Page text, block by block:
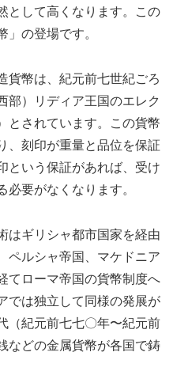
として高くなります。この
」の登場です。
貨幣は、紀元前七世紀ごろ
部）リディア王国のエレク
とされています。この貨幣
、刻印が重量と品位を保証
という保証があれば、受け
要がなくなります。
はギリシャ都市国家を経由
ペルシャ帝国、マケドニア
てローマ帝国の貨幣制度へ
では独立して同様の発展が
（紀元前七七〇年〜紀元前
などの金属貨幣が各国で鋳